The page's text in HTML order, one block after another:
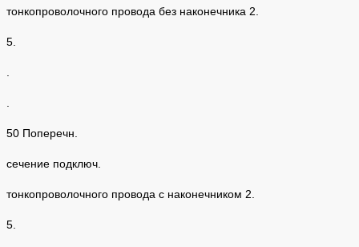
тонкопроволочного провода без наконечника 2.
5.
50 Поперечн.
сечение подключ.
тонкопроволочного провода с наконечником 2.
5.